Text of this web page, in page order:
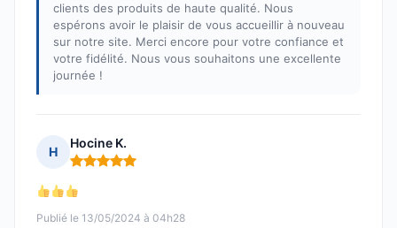
clients des produits de haute qualité. Nous
espérons avoir le plaisir de vous accueillir à nouveau
sur notre site. Merci encore pour votre confiance et
votre fidélité. Nous vous souhaitons une excellente
journée !
H
Hocine K.
Note : 5 sur 5
Publié le 13/05/2024 à 04h28